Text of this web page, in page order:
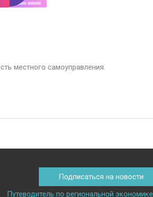
местного самоуправления.
Подписаться на новости
Путеводитель по региональной экономике